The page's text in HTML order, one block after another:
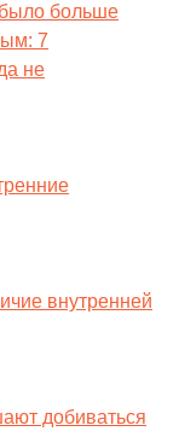
больше
7
не
внутренней
добиваться